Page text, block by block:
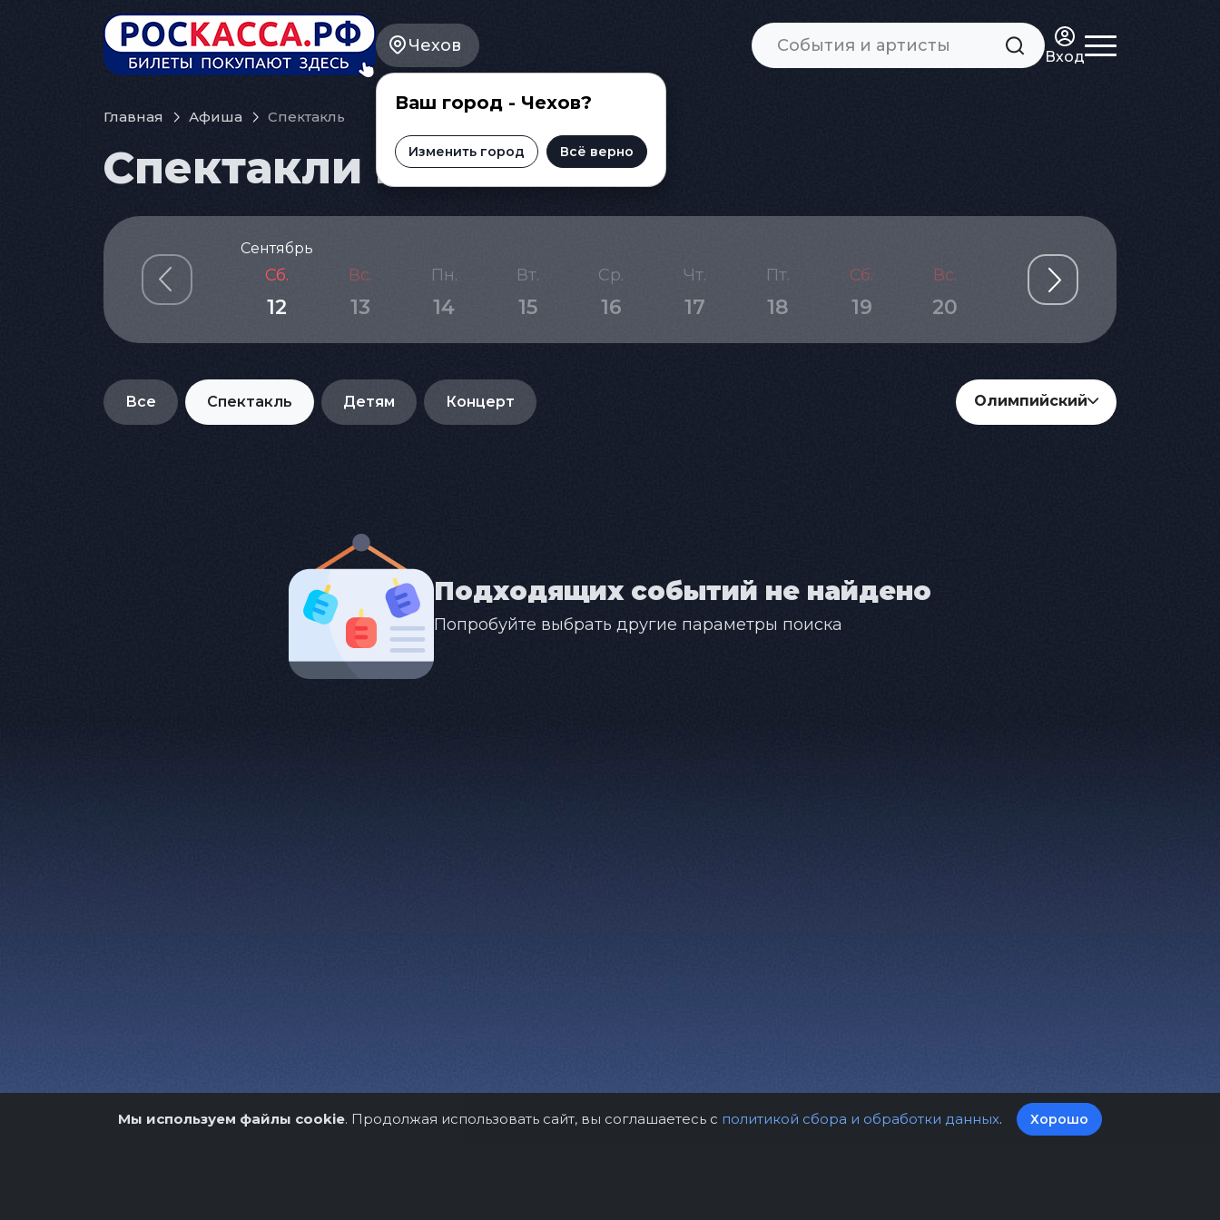
Чехов
Ваш город - Чехов?
Изменить город Всё верно
Вход
Главная Афиша Спектакль
Спектакли в Чехове
Сентябрь
Сб.
12
Вс.
13
Пн.
14
Вт.
15
Ср.
16
Чт.
17
Пт.
18
Сб.
19
Вс.
20
Пн.
21 22
Все Спектакль Детям Концерт Олимпийский
Подходящих событий не найдено
Попробуйте выбрать другие параметры поиска
Мы используем файлы cookie. Продолжая использовать сайт, вы соглашаетесь с политикой сбора и обработки данных. Хорошо